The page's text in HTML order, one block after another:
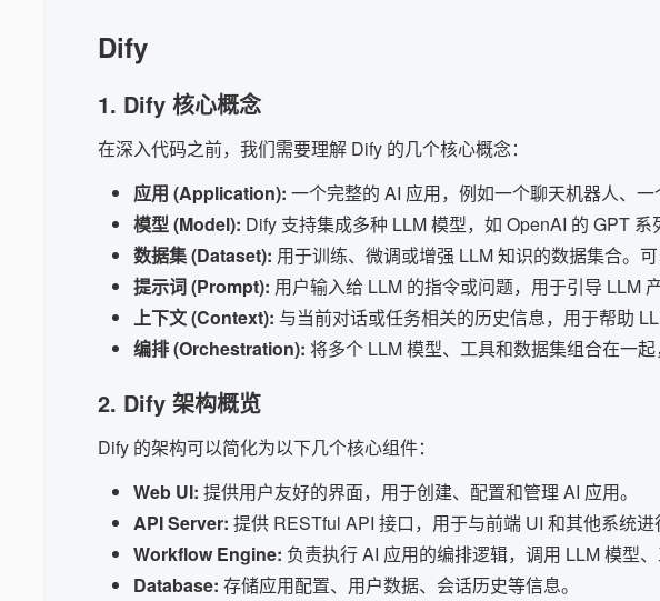
Dify
1. Dify 核心概念
在深入代码之前，我们需要理解 Dify 的几个核心概念：
应用 (Application): 一个完整的 AI 应用，例如一个聊天机器人、一
模型 (Model): Dify 支持集成多种 LLM 模型，如 OpenAI 的 GPT 系
数据集 (Dataset): 用于训练、微调或增强 LLM 知识的数据集合。
提示词 (Prompt): 用户输入给 LLM 的指令或问题，用于引导 LLM
上下文 (Context): 与当前对话或任务相关的历史信息，用于帮助
编排 (Orchestration): 将多个 LLM 模型、工具和数据集组合在一起
2. Dify 架构概览
Dify 的架构可以简化为以下几个核心组件：
Web UI: 提供用户友好的界面，用于创建、配置和管理 AI 应用。
API Server: 提供 RESTful API 接口，用于与前端 UI 和其他系统进
Workflow Engine: 负责执行 AI 应用的编排逻辑，调用 LLM 模型、
Database: 存储应用配置、用户数据、会话历史等信息。